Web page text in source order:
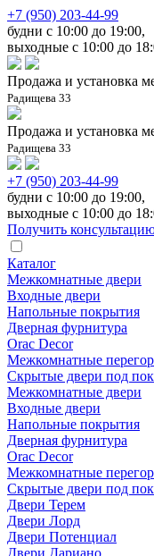
+7 (950) 203-44-99
будни с 10:00 до 19:00,
выходные с 10:00 до
Продажа и установка
Радищева 33
Продажа и установка
Радищева 33
+7 (950) 203-44-99
будни с 10:00 до 19:00,
выходные с 10:00 до
Получить
Каталог
Межкомнатные двери
Входные двери
Напольные покрытия
Дверная фурнитура
Orac Decor
Межкомнатные
Скрытые двери под
Межкомнатные двери
Входные двери
Напольные покрытия
Дверная фурнитура
Orac Decor
Межкомнатные
Скрытые двери под
Двери Терем
Двери Лорд
Двери Потенциал
Двери Дариано